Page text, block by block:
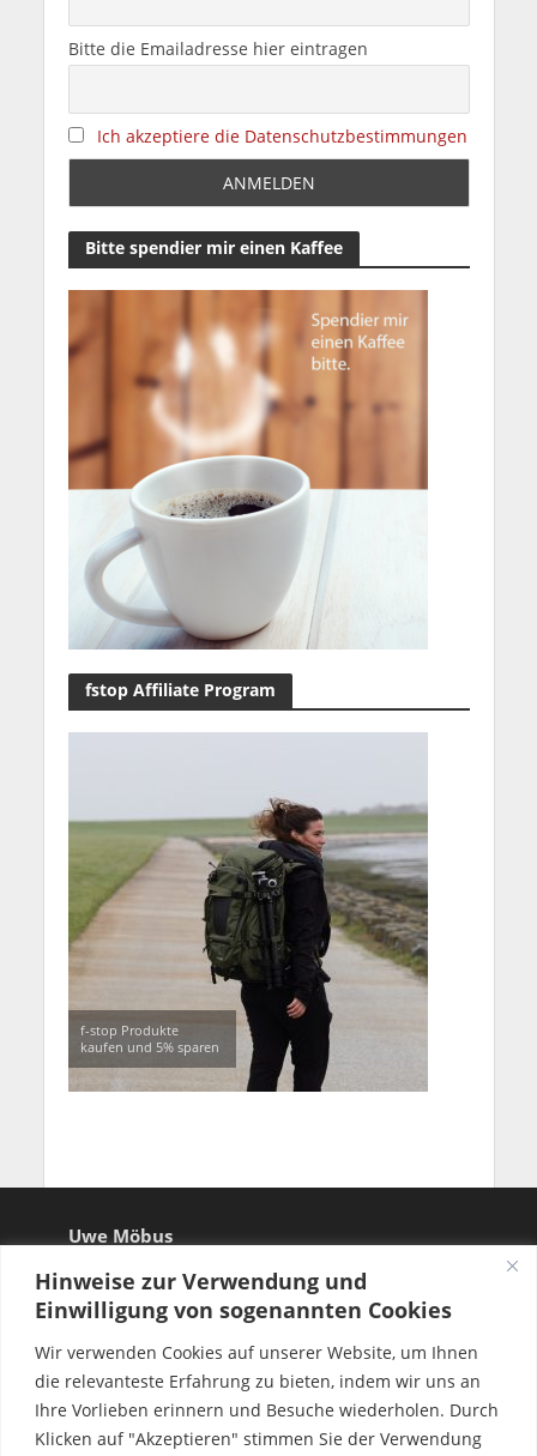
Hinweise zur Verwendung und
Einwilligung von sogenannten Cookies
Wir verwenden Cookies auf unserer Website, um Ihnen
die relevanteste Erfahrung zu bieten, indem wir uns an
Ihre Vorlieben erinnern und Besuche wiederholen. Durch
Klicken auf "Akzeptieren" stimmen Sie der Verwendung
Bitte die Emailadresse hier eintragen
Ich akzeptiere die Datenschutzbestimmungen
Bitte spendier mir einen Kaffee
fstop Affiliate Program
f-stop Produkte
kaufen und 5% sparen
Uwe Möbus